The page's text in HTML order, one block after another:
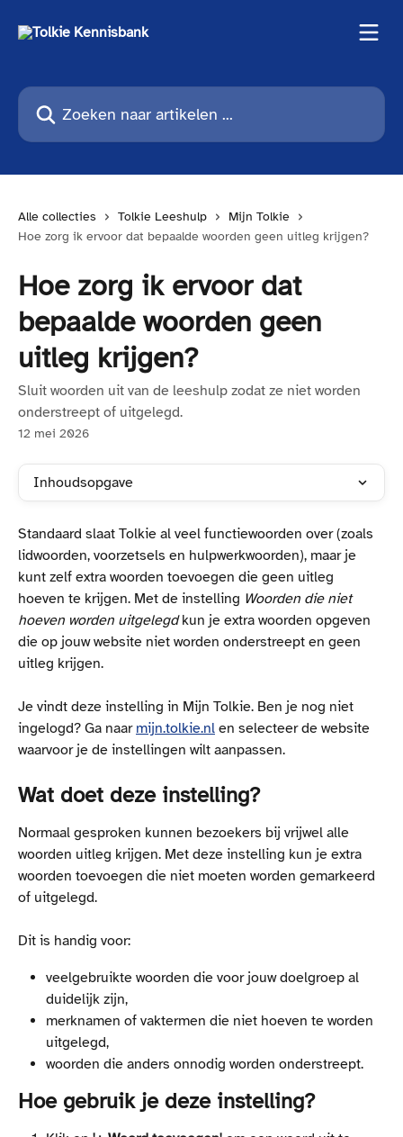
Zoeken naar artikelen ...
Alle collecties Tolkie Leeshulp
Mijn Tolkie
Hoe zorg ik ervoor dat bepaalde woorden geen uitleg krijgen?
Hoe zorg ik ervoor dat
bepaalde woorden geen
uitleg krijgen?
Sluit woorden uit van de leeshulp zodat ze niet worden
onderstreept of uitgelegd.
12 mei 2026
Inhoudsopgave
Standaard slaat Tolkie al veel functiewoorden over (zoals
lidwoorden, voorzetsels en hulpwerkwoorden), maar je
kunt zelf extra woorden toevoegen die geen uitleg
hoeven te krijgen. Met de instelling Woorden die niet
hoeven worden uitgelegd kun je extra woorden opgeven
die op jouw website niet worden onderstreept en geen
uitleg krijgen.
Je vindt deze instelling in Mijn Tolkie. Ben je nog niet
ingelogd? Ga naar mijn.tolkie.nl en selecteer de website
waarvoor je de instellingen wilt aanpassen.
Wat doet deze instelling?
Normaal gesproken kunnen bezoekers bij vrijwel alle
woorden uitleg krijgen. Met deze instelling kun je extra
woorden toevoegen die niet moeten worden gemarkeerd
of uitgelegd.
Dit is handig voor:
veelgebruikte woorden die voor jouw doelgroep al
duidelijk zijn,
merknamen of vaktermen die niet hoeven te worden
uitgelegd,
woorden die anders onnodig worden onderstreept.
Hoe gebruik je deze instelling?